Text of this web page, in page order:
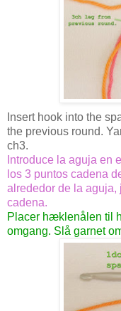
Insert hook into the
the previous round.
ch3.
Introduce la aguja en
los 3 puntos cadena
alrededor de la aguja,
cadena.
Placer hæklenålen til
omgang. Slå garnet